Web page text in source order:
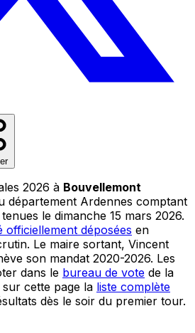
2026 à Bouvellemont
département Ardennes comptant
le dimanche 15 mars 2026.
officiellement déposées en
Le maire sortant, Vincent
son mandat 2020-2026. Les
dans le bureau de vote de la
cette page la liste complète
dès le soir du premier tour.